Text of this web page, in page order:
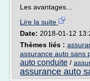
Les avantages...
Lire la suite
Date: 2018-01-12
Thèmes liés :
assurance auto sans
auto conduite /
assurance auto